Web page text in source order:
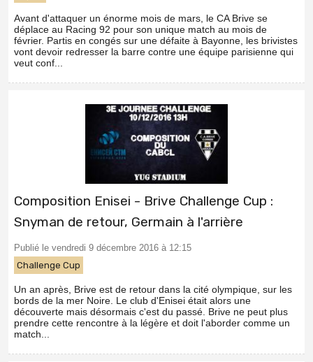
Avant d'attaquer un énorme mois de mars, le CA Brive se
déplace au Racing 92 pour son unique match au mois de
février. Partis en congés sur une défaite à Bayonne, les brivistes
vont devoir redresser la barre contre une équipe parisienne qui
veut conf...
Composition Enisei - Brive Challenge Cup :
Snyman de retour, Germain à l'arrière
Publié le vendredi 9 décembre 2016 à 12:15
Challenge Cup
Un an après, Brive est de retour dans la cité olympique, sur les
bords de la mer Noire. Le club d'Enisei était alors une
découverte mais désormais c'est du passé. Brive ne peut plus
prendre cette rencontre à la légère et doit l'aborder comme un
match...